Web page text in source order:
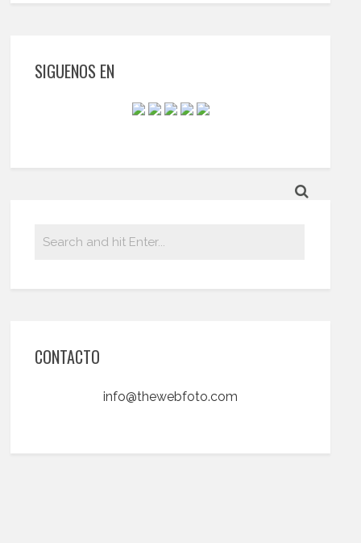
SIGUENOS EN
CONTACTO
info@thewebfoto.com